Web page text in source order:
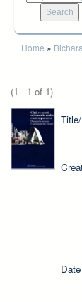
You are here
Home »
(1 - 1 of 1)
Date